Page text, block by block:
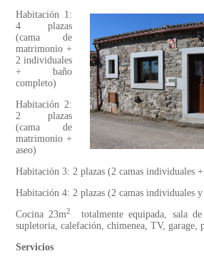
Habitación 1:
4 plazas
(cama de
matrimonio +
2 individuales
+ baño
completo)
Habitación 2:
2 plazas
(cama de
matrimonio +
aseo)
Habitación 3: 2 plazas (2 camas individuales +
Habitación 4: 2 plazas (2 camas individuales
Cocina 23m2 totalmente equipada, sala
supletoria, calefación, chimenea, TV, garage,
Servicios